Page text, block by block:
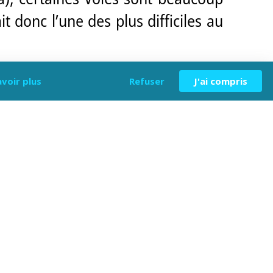
donc l’une des plus difficiles au
mondiale et a vu passer les
Sharma...
plus Refuser J'ai compris